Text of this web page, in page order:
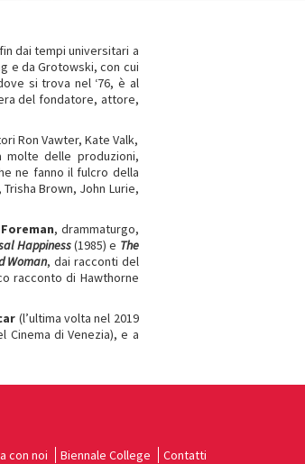
dai tempi universitari a
e da Grotowski, con cui
si trova nel ‘76, è al
del fondatore, attore,
Ron Vawter, Kate Valk,
molte delle produzioni,
ne fanno il fulcro della
Brown, John Lurie,
, drammaturgo,
Happiness(1985) e The
Woman, dai racconti del
racconto di Hawthorne
(l’ultima volta nel 2019
Cinema di Venezia), e a
con noi Biennale College Contatti